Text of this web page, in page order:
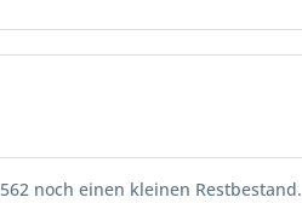
noch einen kleinen Restbestand.